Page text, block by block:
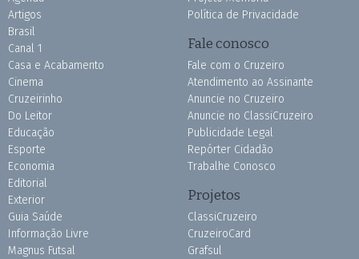
Artigos
Brasil
Canal 1
Casa e Acabamento
Cinema
Cruzeirinho
Do Leitor
Educação
Esporte
Economia
Editorial
Exterior
Guia Saúde
Informação Livre
Magnus Futsal
Política de Privacidade
Fale conosco
Fale com o Cruzeiro
Atendimento ao Assinante
Anuncie no Cruzeiro
Anuncie no ClassiCruzeiro
Publicidade Legal
Repórter Cidadão
Trabalhe Conosco
Projetos
ClassiCruzeiro
CruzeiroCard
Grafsul